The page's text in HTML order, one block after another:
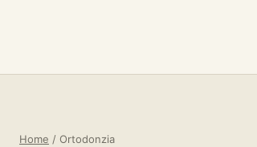
Home / Ortodonzia